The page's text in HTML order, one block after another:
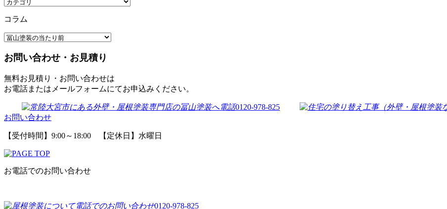
コラム
お問い合わせ・お見積り
無料お見積り・お問い合わせは
お電話またはメールフォームにてお申込みください。
0120-978-825
お問い合わせ
【受付時間】9:00～18:00 【定休日】水曜日
お電話でのお問い合わせ
0120-978-825